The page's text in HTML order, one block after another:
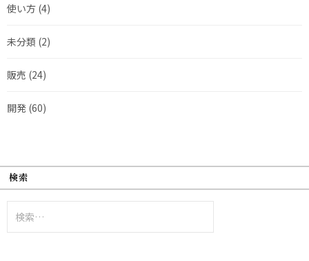
使い方 (4)
未分類 (2)
販売 (24)
開発 (60)
検索
索: